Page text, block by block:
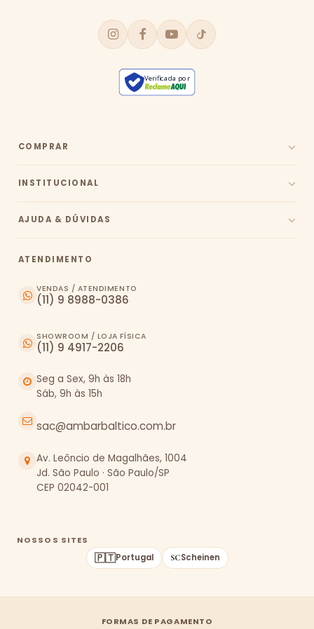
Verificada por
COMPRAR
INSTITUCIONAL
AJUDA & DÚVIDAS
ATENDIMENTO
VENDAS / ATENDIMENTO
(11) 9 8988-0386
SHOWROOM / LOJA FÍSICA
(11) 9 4917-2206
Seg a Sex, 9h às 18h
Sáb, 9h às 15h
sac@ambarbaltico.com.br
Av. Leôncio de Magalhães, 1004
Jd. São Paulo · São Paulo/SP
CEP 02042-001
NOSSOS SITES
🇵🇹Portugal Scheinen
FORMAS DE PAGAMENTO